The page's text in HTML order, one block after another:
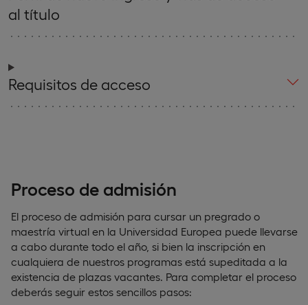
al título
Requisitos de acceso
Proceso de admisión
El proceso de admisión para cursar un pregrado o
maestría virtual en la Universidad Europea puede llevarse
a cabo durante todo el año, si bien la inscripción en
cualquiera de nuestros programas está supeditada a la
existencia de plazas vacantes. Para completar el proceso
deberás seguir estos sencillos pasos: